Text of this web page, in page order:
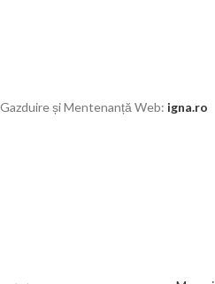
Gazduire și Mentenanță Web: igna.ro